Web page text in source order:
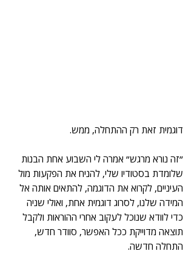
דוגמית זאת רק ההתחלה, ממש.
״זה נורא מרגש״ אמרה לי השבוע אחת הבנות
שלומדת בסטודיו שלי, להניח את הפקעות מול
העיניים, לקרוא את הדוגמה, להתאים אותה אל
המידה שלנו, לסרוג דוגמית אחת, ואולי שניה
כדי לוודא שנוכל לעקוב אחרי ההוראות ולקבל
תוצאה מדוייקת ככל האפשר, סוודר חדש,
התחלה חדשה.